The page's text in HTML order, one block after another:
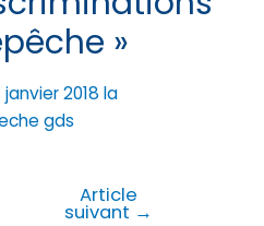
»
Article
suivant →